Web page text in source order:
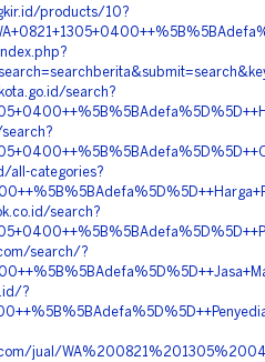
products/10?
search?
all-categories?
search?
search/?
?
jual/